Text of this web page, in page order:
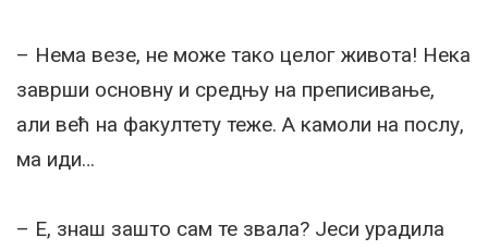
– Нема везе, не може тако целог живота! Нека
заврши основну и средњу на преписивање,
али већ на факултету теже. А камоли на послу,
ма иди…
– Е, знаш зашто сам те звала? Јеси урадила